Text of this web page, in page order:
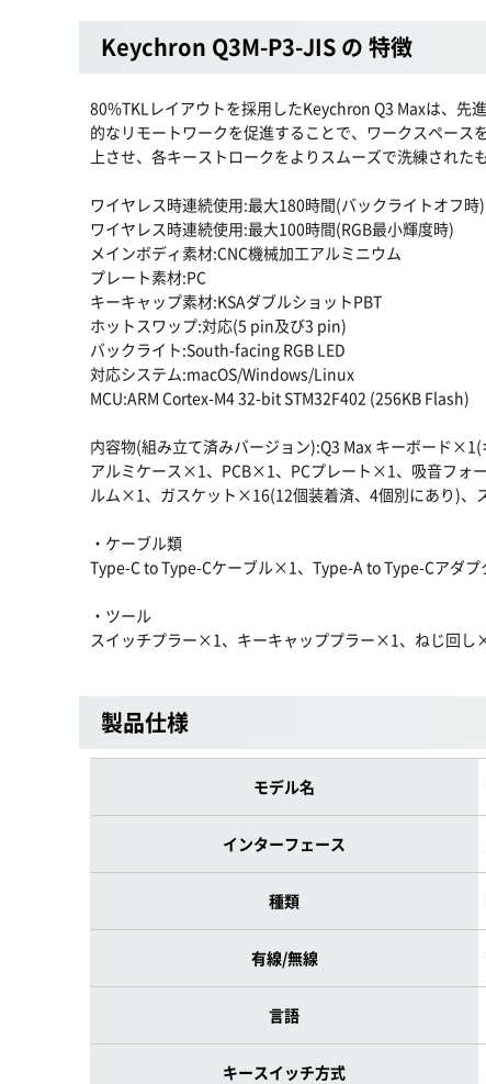
Keychron Q3M-P3-JIS の 特徴
80%TKLレイアウトを採用したKeychron Q3 Maxは、
的なリモートワークを促進することで、ワークスペー
上させ、各キーストロークをよりスムーズで洗練された
ワイヤレス時連続使用:最大180時間(バックライトオフ時)
ワイヤレス時連続使用:最大100時間(RGB最小輝度時)
メインボディ素材:CNC機械加工アルミニウム
プレート素材:PC
キーキャップ素材:KSAダブルショットPBT
ホットスワップ:対応(5 pin及び3 pin)
バックライト:South-facing RGB LED
対応システム:macOS/Windows/Linux
MCU:ARM Cortex-M4 32-bit STM32F402 (256KB Flash)
内容物(組み立て済みバージョン):Q3 Max キーボード
アルミケース×1、PCB×1、PCプレート×1、吸音フォ
ルム×1、ガスケット×16(12個装着済、4個別にあり)
・ケーブル類
Type-C to Type-Cケーブル×1、Type-A to Type-Cアダ
・ツール
スイッチプラー×1、キーキャッププラー×1、ねじ回
製品仕様
モデル名
インターフェース
種類
有線/無線
言語
キースイッチ方式